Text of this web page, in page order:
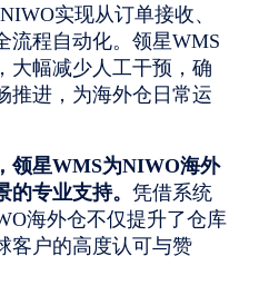
实现从订单接收、
流程自动化。领星WMS
，大幅减少人工干预，确
推进，为海外仓日常运
领星WMS为NIWO海外
专业支持。 凭借系统
海外仓不仅提升了仓库
客户的高度认可与赞